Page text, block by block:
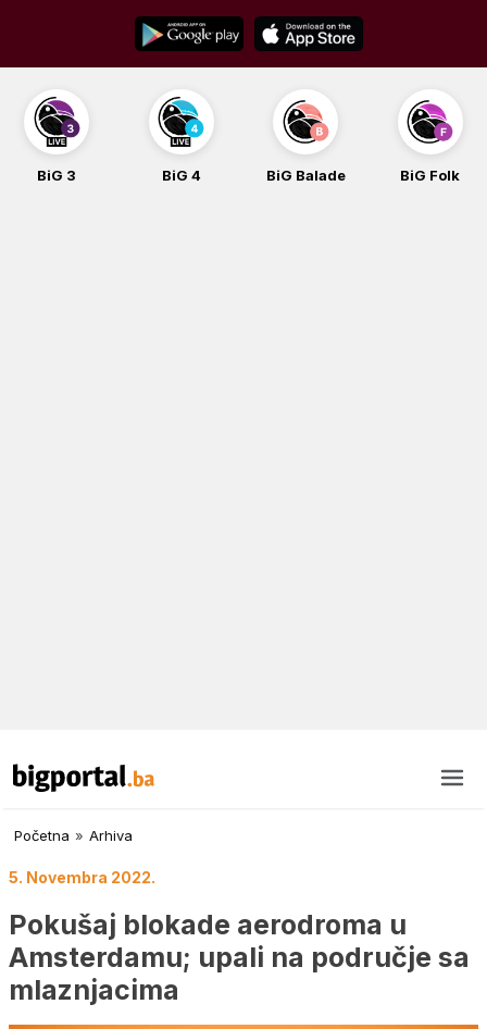
content
BiG 3 BiG 4 BiG Balade BiG Folk
Početna » Arhiva
5. Novembra 2022.
Pokušaj blokade aerodroma u
Amsterdamu; upali na područje sa
mlaznjacima